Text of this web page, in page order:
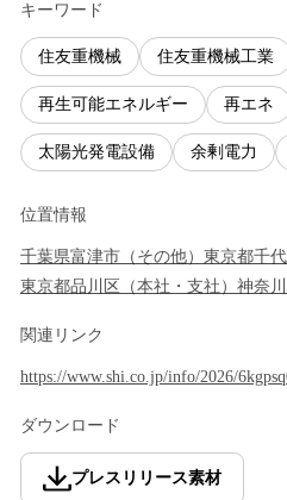
キーワード
住友重機械 住友重機械工業
再生可能エネルギー 再エネ
太陽光発電設備 余剰電力
位置情報
千葉県富津市 （ その他） 東京都千
東京都品川区 （本社・支社 ） 神奈
関連リンク
https://www.shi.co.jp/info/2026/
ダウンロード
プレスリリース素材